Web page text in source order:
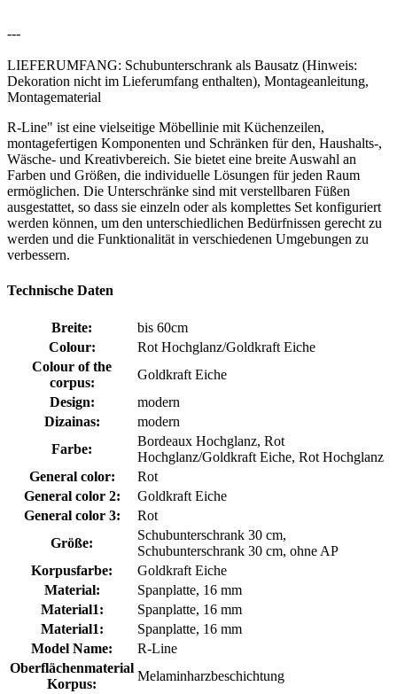
---
LIEFERUMFANG: Schubunterschrank als Bausatz (Hinweis:
Dekoration nicht im Lieferumfang enthalten), Montageanleitung,
Montagematerial
R-Line" ist eine vielseitige Möbellinie mit Küchenzeilen,
montagefertigen Komponenten und Schränken für den, Haushalts-,
Wäsche- und Kreativbereich. Sie bietet eine breite Auswahl an
Farben und Größen, die individuelle Lösungen für jeden Raum
ermöglichen. Die Unterschränke sind mit verstellbaren Füßen
ausgestattet, so dass sie einzeln oder als komplettes Set konfiguriert
werden können, um den unterschiedlichen Bedürfnissen gerecht zu
werden und die Funktionalität in verschiedenen Umgebungen zu
verbessern.
Technische Daten
Breite:
bis 60cm
Colour:
Rot Hochglanz/Goldkraft Eiche
Colour of the
corpus:
Goldkraft Eiche
Design:
modern
Dizainas:
modern
Farbe:
Bordeaux Hochglanz, Rot
Hochglanz/Goldkraft Eiche, Rot Hochglanz
General color:
Rot
General color 2:
Goldkraft Eiche
General color 3:
Rot
Größe:
Schubunterschrank 30 cm,
Schubunterschrank 30 cm, ohne AP
Korpusfarbe:
Goldkraft Eiche
Material:
Spanplatte, 16 mm
Material1:
Spanplatte, 16 mm
Material1:
Spanplatte, 16 mm
Model Name:
R-Line
Oberflächenmaterial
Korpus:
Melaminharzbeschichtung